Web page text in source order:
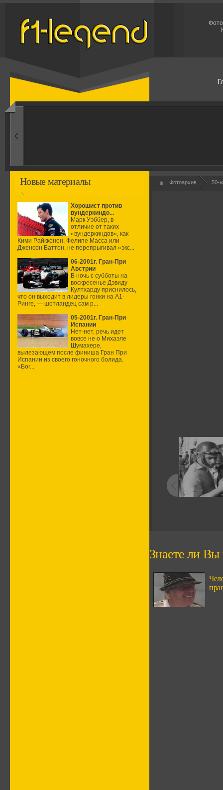
1960-ые
Новые материалы
Хорошист против
вундеркиндо...
Марк Уэббер, в
отличие от таких
«вундеркиндов», как
Кими Райкконен, Фелипе Масса или
Дженсон Баттон, не перепрыгивал «экс...
06-2001г. Гран-При
Австрии
В ночь с субботы на
воскресенье Дэвиду
Култхарду приснилось,
что он выходит в лидеры гонки на А1-
Ринге, — шотландец сам р...
05-2001г. Гран-При
Испании
Нет-нет, речь идет
вовсе не о Михаэле
Шумахере,
вылезающем после финиша Гран При
Испании из своего гоночного болида.
«Бог...
Фотоархив 50-
Знаете ли Вы